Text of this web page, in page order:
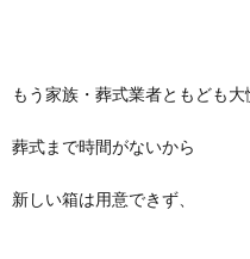
もう家族・葬式業者ともども大
葬式まで時間がないから
新しい箱は用意できず、